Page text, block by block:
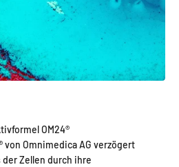
OM24®
von Omnimedica AG verzögert
Zellen durch ihre